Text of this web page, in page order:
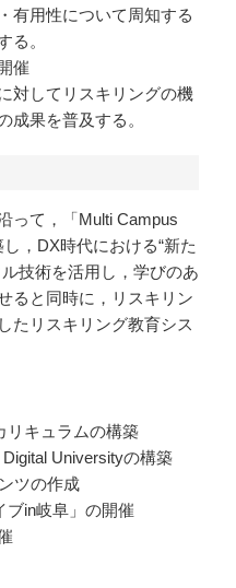
有用性について周知する
る。
催
対してリスキリングの機
成果を普及する。
って，「Multi Campus
，DX時代における“新た
技術を活用し，学びのあ
ると同時に，リスキリン
たリスキリング教育シス
キュラムの構築
Universityの構築
ツの作成
in岐阜」の開催